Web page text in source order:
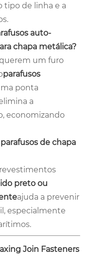
tipo de linha e a
auto-
chapa metálica?
um furo
parafusos
ponta
a
economizando
de chapa
preto ou
ajuda a prevenir
especialmente
Join Fasteners